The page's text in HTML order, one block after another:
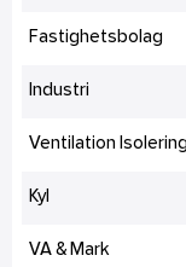
Fastighetsbolag
Industri
Ventilation Isolering
Kyl
VA & Mark